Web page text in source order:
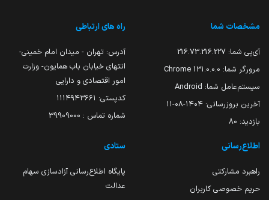
مشخصات شما
آی‌پی شما: 216.73.216.227
مرورگر شما: 131.0.0.0 Chrome
سیستم‌عامل شما: Android
آخرین بروزرسانی: ۱۴۰۴-۰۸-۱۱
بازدید: 80
راه های ارتباطی
آدرس: تهران - میدان امام خمینی-
انتهای خیابان باب همایون- وزارت
امور اقتصادی و دارایی
کدپستی: ۱۱۱۴۹۴۳۶۶۱
شماره تماس : 39909000
اطلاع‌رسانی
راهبرد مشارکتی
حریم خصوصی کاربران
ستادی
پایگاه اطلاع‌رسانی آزادسازی سهام
عدالت